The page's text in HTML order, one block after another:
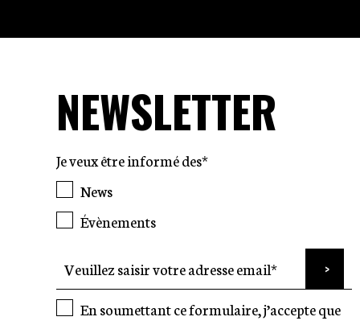
NEWSLETTER
Je veux être informé des*
News
Évènements
En soumettant ce formulaire, j’accepte que